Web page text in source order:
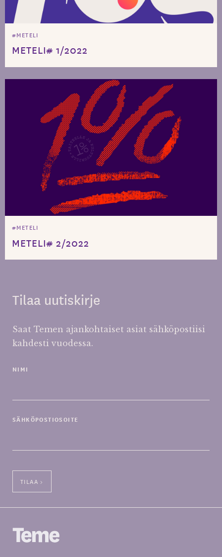
#METELI
METELI# 1/2022
#METELI
METELI# 2/2022
Tilaa uutiskirje
Saat Temen ajankohtaiset asiat sähköpostiisi
kahdesti vuodessa.
NIMI
SÄHKÖPOSTIOSOITE